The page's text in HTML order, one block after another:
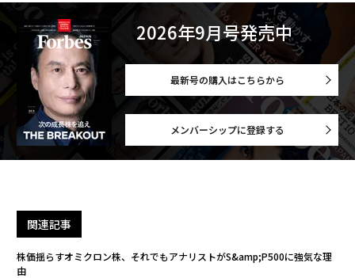
2026年9月号発売中
最新号の購入はこちらから
メンバーシップに登録する
関連記事
株価揺らすオミクロン株、それでもアナリストがS&amp;P500に強気な理
由